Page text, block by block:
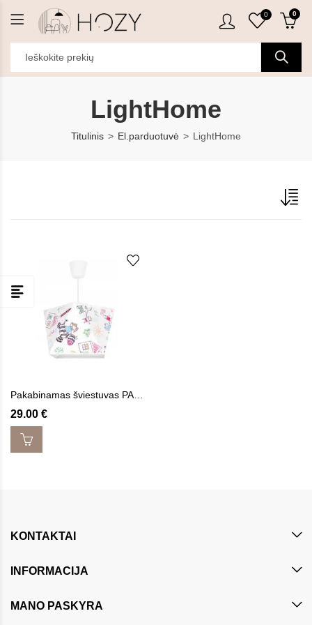
0 0
LightHome
Titulinis El.parduotuvė LightHome
29.00 €
KONTAKTAI
INFORMACIJA
MANO PASKYRA